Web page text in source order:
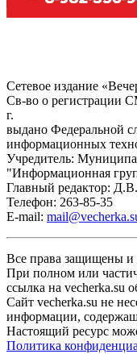
Сетевое издание
Cв-во о регистрации
г.
выдано Федеральной
информационных
Учредитель:
"Информационная
Главный редактор:
Телефон: 263-85-35
E-mail:
Все права защищены и
При полном или
ссылка на vecherka.su
Сайт vecherka.su не
информации,
Настоящий ресурс
Политика